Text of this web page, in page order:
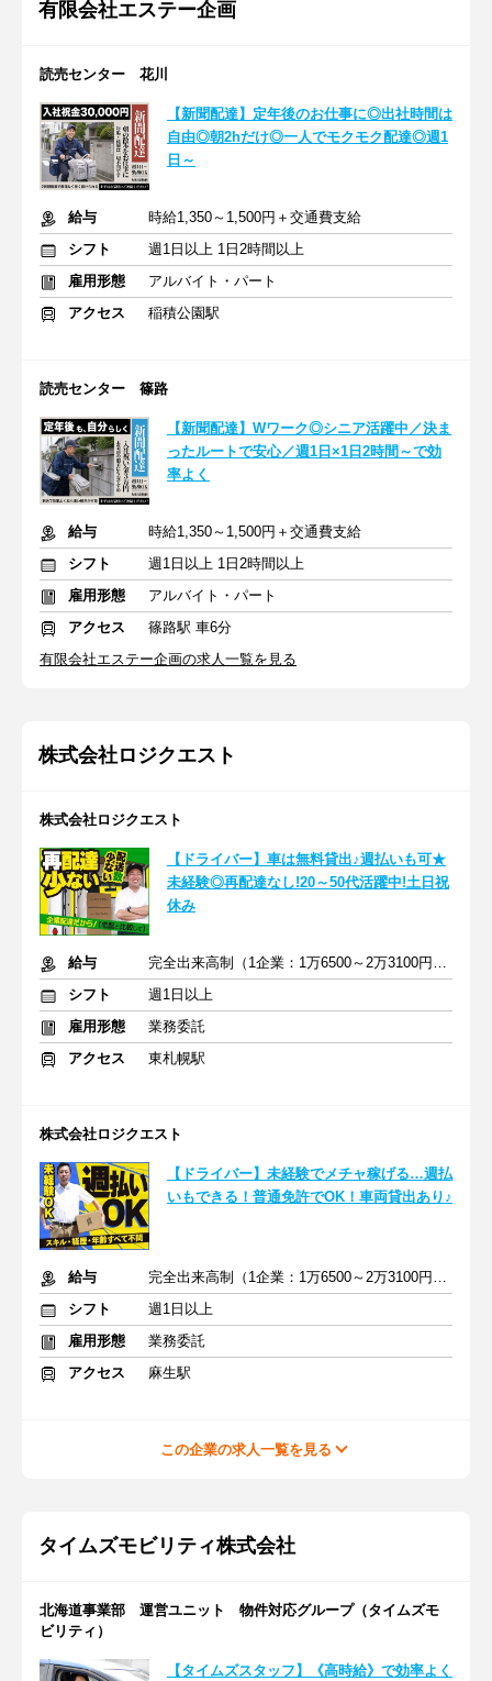
有限会社エステー企画
読売センター 花川
【新聞配達】定年後のお仕事に◎出社時間は
自由◎朝2hだけ◎一人でモクモク配達◎週1
日～
給与
時給1,350～1,500円＋交通費支給
シフト
週1日以上 1日2時間以上
雇用形態
アルバイト・パート
アクセス
稲積公園駅
読売センター 篠路
【新聞配達】Wワーク◎シニア活躍中／決ま
ったルートで安心／週1日×1日2時間～で効
率よく
給与
時給1,350～1,500円＋交通費支給
シフト
週1日以上 1日2時間以上
雇用形態
アルバイト・パート
アクセス
篠路駅 車6分
有限会社エステー企画の求人一覧を見る
株式会社ロジクエスト
株式会社ロジクエスト
【ドライバー】車は無料貸出♪週払いも可★
未経験◎再配達なし!20～50代活躍中!土日祝
休み
給与
完全出来高制（1企業：1万6500～2万3100円※1日あたり）
シフト
週1日以上
雇用形態
業務委託
アクセス
東札幌駅
株式会社ロジクエスト
【ドライバー】未経験でメチャ稼げる…週払
いもできる！普通免許でOK！車両貸出あり♪
給与
完全出来高制（1企業：1万6500～2万3100円※1日あたり）
シフト
週1日以上
雇用形態
業務委託
アクセス
麻生駅
この企業の求人一覧を見る
タイムズモビリティ株式会社
北海道事業部 運営ユニット 物件対応グループ（タイムズモ
ビリティ）
【タイムズスタッフ】《高時給》で効率よく